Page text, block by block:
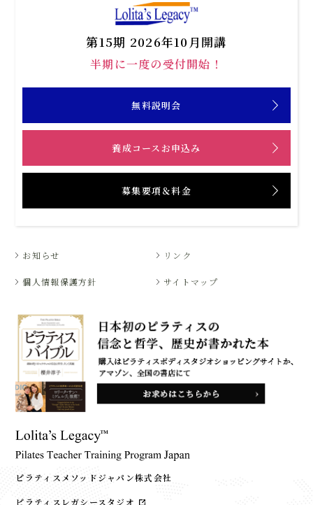
第15期 2026年10月開講
半期に一度の受付開始！
無料説明会
養成コースお申込み
募集要項＆料金
ピラティスメソッドジャパン株式会社
ピラティスレガシースタジオ
お知らせ リンク
個人情報保護方針 サイトマップ